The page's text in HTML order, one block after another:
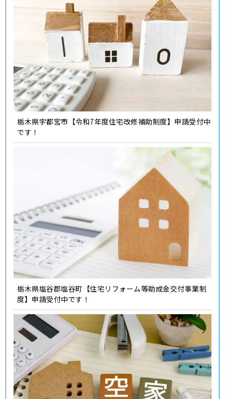
栃木県宇都宮市【令和7年度住宅改修補助制度】申請受付中
です！
栃木県塩谷郡塩谷町【住宅リフォーム等助成金交付事業制
度】申請受付中です！